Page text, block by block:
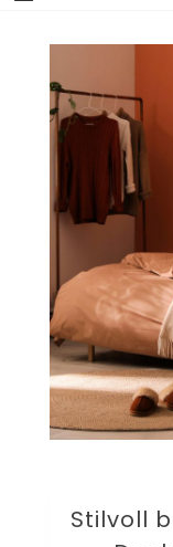
Stilvoll